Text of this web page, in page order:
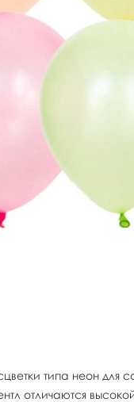
типа неон для
отличаются